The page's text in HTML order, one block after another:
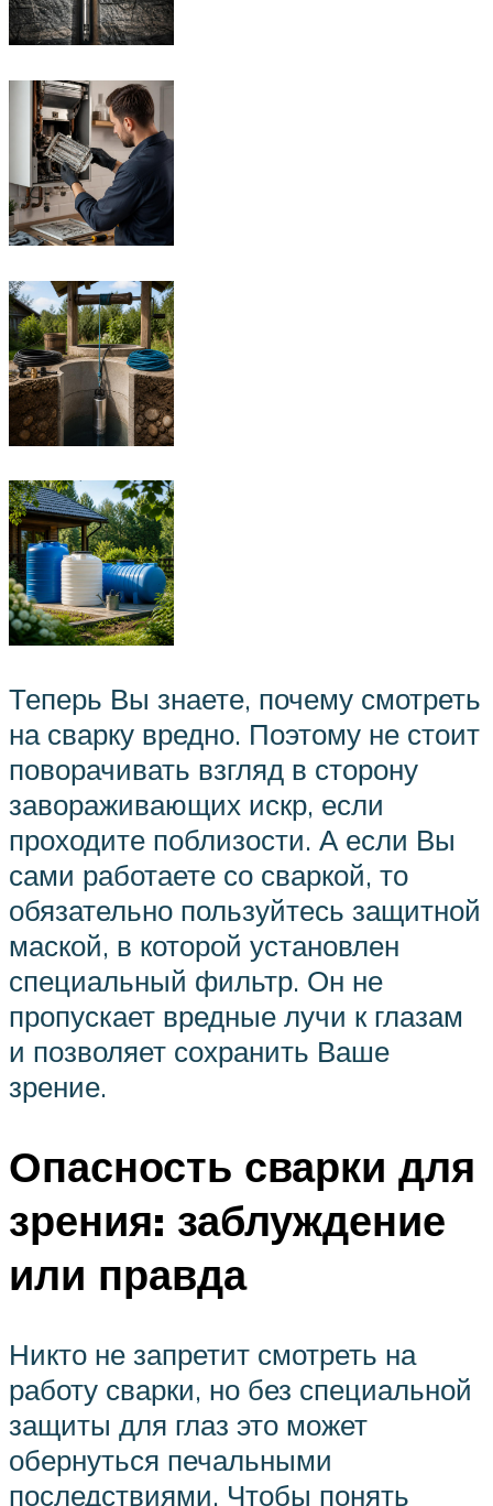
Теперь Вы знаете, почему смотреть
на сварку вредно. Поэтому не стоит
поворачивать взгляд в сторону
завораживающих искр, если
проходите поблизости. А если Вы
сами работаете со сваркой, то
обязательно пользуйтесь защитной
маской, в которой установлен
специальный фильтр. Он не
пропускает вредные лучи к глазам
и позволяет сохранить Ваше
зрение.
Опасность сварки для
зрения: заблуждение
или правда
Никто не запретит смотреть на
работу сварки, но без специальной
защиты для глаз это может
обернуться печальными
последствиями. Чтобы понять